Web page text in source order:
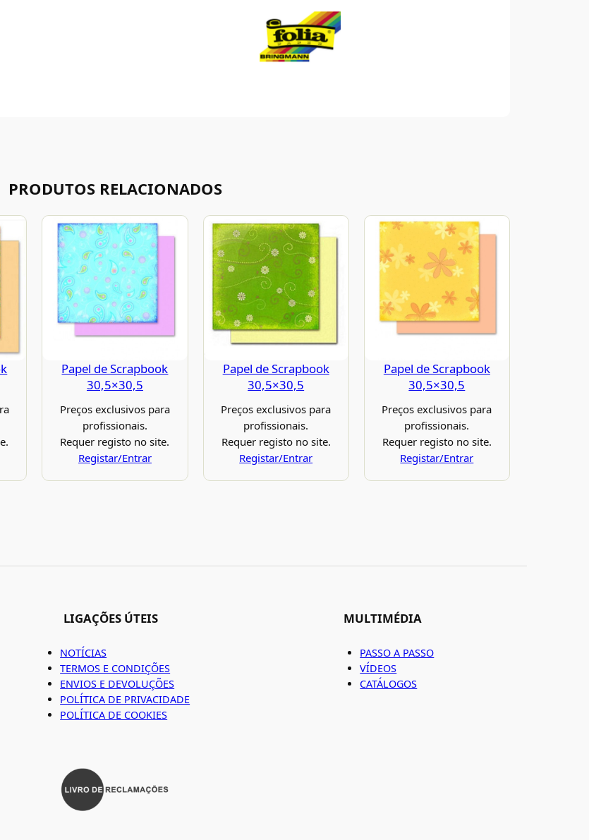
PRODUTOS RELACIONADOS
Papel de Scrapbook
30,5×30,5
Preços exclusivos para
profissionais.
Requer registo no site.
Registar/Entrar
Papel de Scrapbook
30,5×30,5
Preços exclusivos para
profissionais.
Requer registo no site.
Registar/Entrar
Papel de Scrapbook
30,5×30,5
Preços exclusivos para
profissionais.
Requer registo no site.
Registar/Entrar
LIGAÇÕES ÚTEIS
NOTÍCIAS
TERMOS E CONDIÇÕES
ENVIOS E DEVOLUÇÕES
POLÍTICA DE PRIVACIDADE
POLÍTICA DE COOKIES
MULTIMÉDIA
PASSO A PASSO
VÍDEOS
CATÁLOGOS